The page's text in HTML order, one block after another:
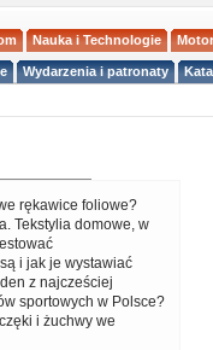
Nauka i Technologie
Wydarzenia i patronaty
rękawice foliowe?
Tekstylia domowe, w
i jak je wystawiać
z najcześciej
sportowych w Polsce?
i żuchwy we